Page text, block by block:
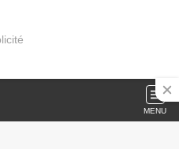
MENU